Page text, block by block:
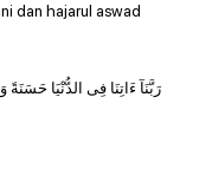
dan hajarul aswad